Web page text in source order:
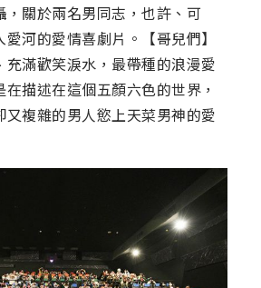
，關於兩名男同志，也許、可
河的愛情喜劇片。【哥兒們】
充滿歡笑淚水，最帶種的浪漫愛
描述在這個五顏六色的世界，
又複雜的男人慾上天菜男神的愛